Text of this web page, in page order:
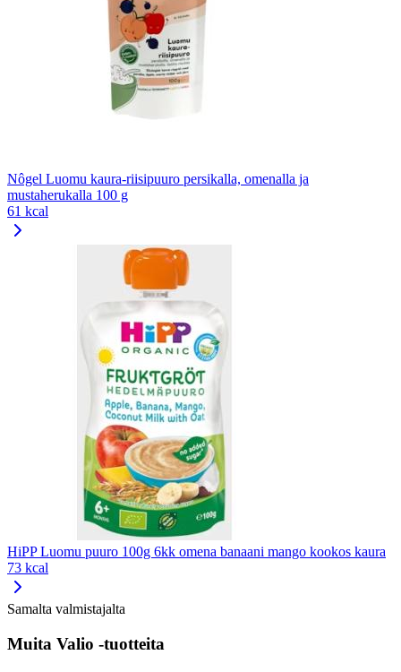
Nôgel Luomu kaura-riisipuuro persikalla, omenalla ja
mustaherukalla 100 g
61 kcal
HiPP Luomu puuro 100g 6kk omena banaani mango kookos kaura
73 kcal
Samalta valmistajalta
Muita Valio -tuotteita